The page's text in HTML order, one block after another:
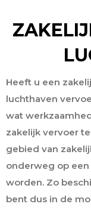
Heeft u een
luchthaven
wat
zakelijk vervoer
gebied van
onderweg op
worden. Zo
bent dus in de